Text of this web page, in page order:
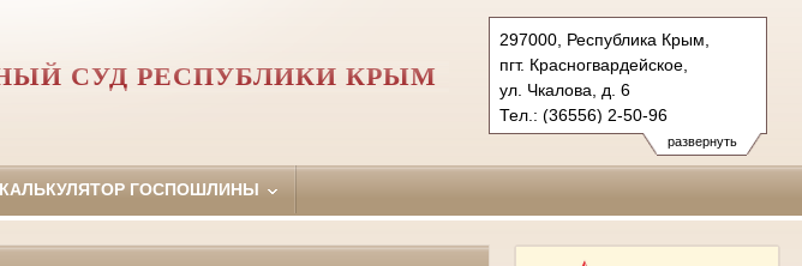
развернуть
297000, Республика Крым,
пгт. Красногвардейское,
ул. Чкалова, д. 6
Тел.: (36556) 2-50-96
krasnogvardeiskiy.krm@sudrf.ru
СУД РЕСПУБЛИКИ КРЫМ
КАЛЬКУЛЯТОР ГОСПОШЛИНЫ